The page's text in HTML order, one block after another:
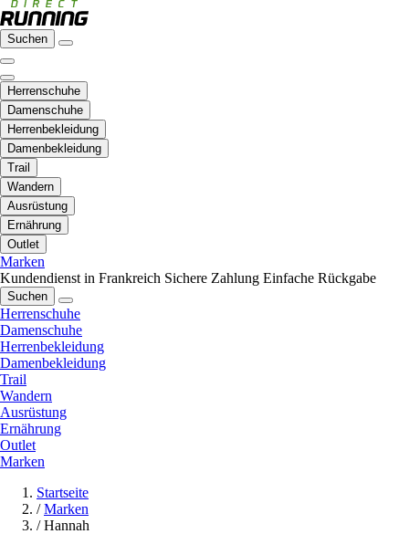
Suchen
Herrenschuhe
Damenschuhe
Herrenbekleidung
Damenbekleidung
Trail
Wandern
Ausrüstung
Ernährung
Outlet
Marken
Kundendienst in Frankreich Sichere Zahlung Einfache Rückgabe
Suchen
Herrenschuhe
Damenschuhe
Herrenbekleidung
Damenbekleidung
Trail
Wandern
Ausrüstung
Ernährung
Outlet
Marken
Startseite
/ Marken
/ Hannah